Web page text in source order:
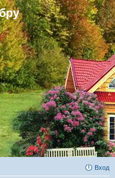
Вход